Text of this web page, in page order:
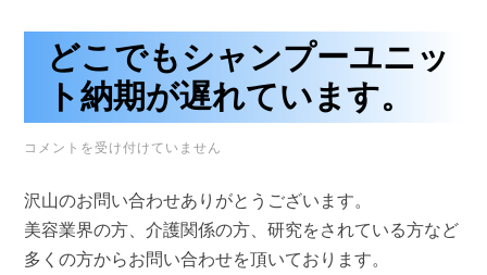
どこでもシャンプーユニッ
ト納期が遅れています。
ど
も
シ
ャ
ン
コメントを受け付けていません
沢山のお問い合わせありがとうございます。
美容業界の方、介護関係の方、研究をされている方など
多くの方からお問い合わせを頂いております。